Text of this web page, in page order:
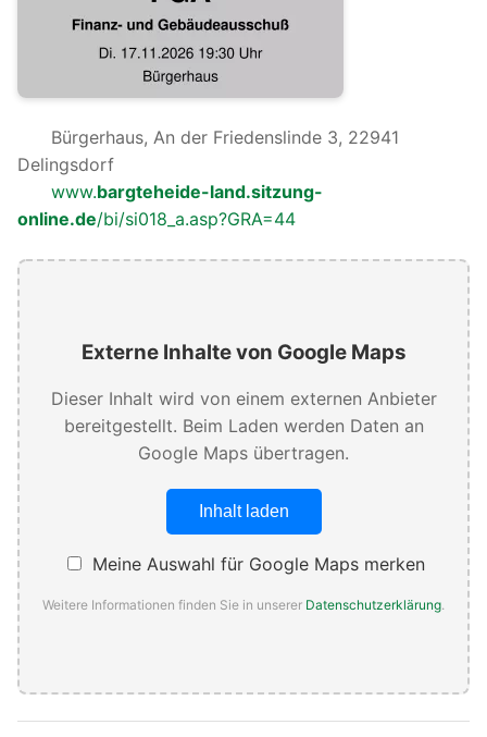
Bürgerhaus, An der Friedenslinde 3, 22941
Delingsdorf
www.bargteheide-land.sitzung-
online.de/bi/si018_a.asp?GRA=44
Externe Inhalte von Google Maps
Dieser Inhalt wird von einem externen Anbieter
bereitgestellt. Beim Laden werden Daten an
Google Maps übertragen.
Inhalt laden
Meine Auswahl für Google Maps merken
Weitere Informationen finden Sie in unserer Datenschutzerklärung.